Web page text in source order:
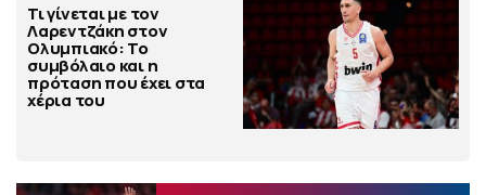
Τι γίνεται με τον
Λαρεντζάκη στον
Ολυμπιακό: Το
συμβόλαιο και η
πρόταση που έχει στα
χέρια του